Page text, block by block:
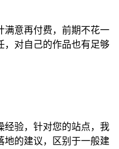
满意再付费，前期不花一
，对自己的作品也有足够
经验，针对您的站点，我
地的建议，区别于一般建